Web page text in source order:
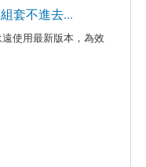
套不進去...
使用最新版本，為效